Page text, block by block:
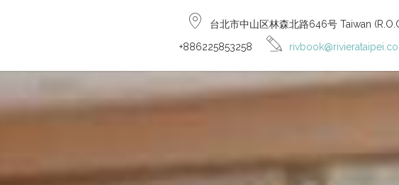
台北市中山区林森北路646号 Taiwan
+886225853258